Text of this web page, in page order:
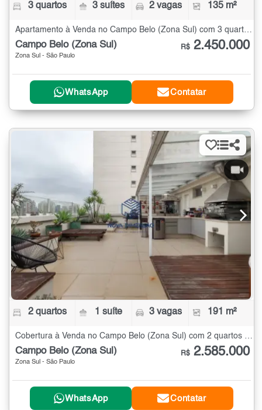
3 quartos 3 suítes 2 vagas 135 m²
Apartamento à Venda no Campo Belo (Zona Sul) com 3 quartos - 135 m²
Campo Belo (Zona Sul)
Zona Sul - São Paulo
R$ 2.450.000
WhatsApp Contatar
2 quartos 1 suíte 3 vagas 191 m²
Cobertura à Venda no Campo Belo (Zona Sul) com 2 quartos - 191 m²
Campo Belo (Zona Sul)
Zona Sul - São Paulo
R$ 2.585.000
WhatsApp Contatar